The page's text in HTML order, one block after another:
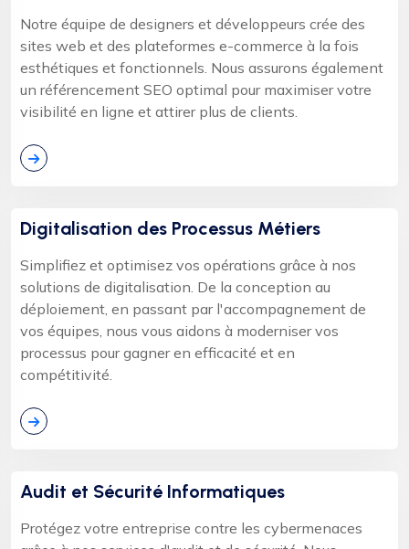
Notre équipe de designers et développeurs crée des
sites web et des plateformes e-commerce à la fois
esthétiques et fonctionnels. Nous assurons également
un référencement SEO optimal pour maximiser votre
visibilité en ligne et attirer plus de clients.
Digitalisation des Processus Métiers
Simplifiez et optimisez vos opérations grâce à nos
solutions de digitalisation. De la conception au
déploiement, en passant par l'accompagnement de
vos équipes, nous vous aidons à moderniser vos
processus pour gagner en efficacité et en
compétitivité.
Audit et Sécurité Informatiques
Protégez votre entreprise contre les cybermenaces